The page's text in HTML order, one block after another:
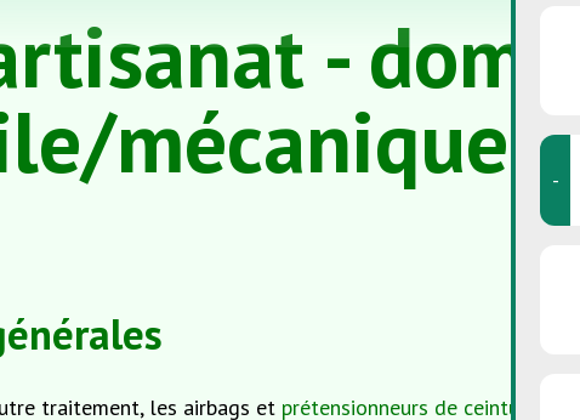
-
mécanique
traitement, les airbags et prétensionneurs de ceintures
-